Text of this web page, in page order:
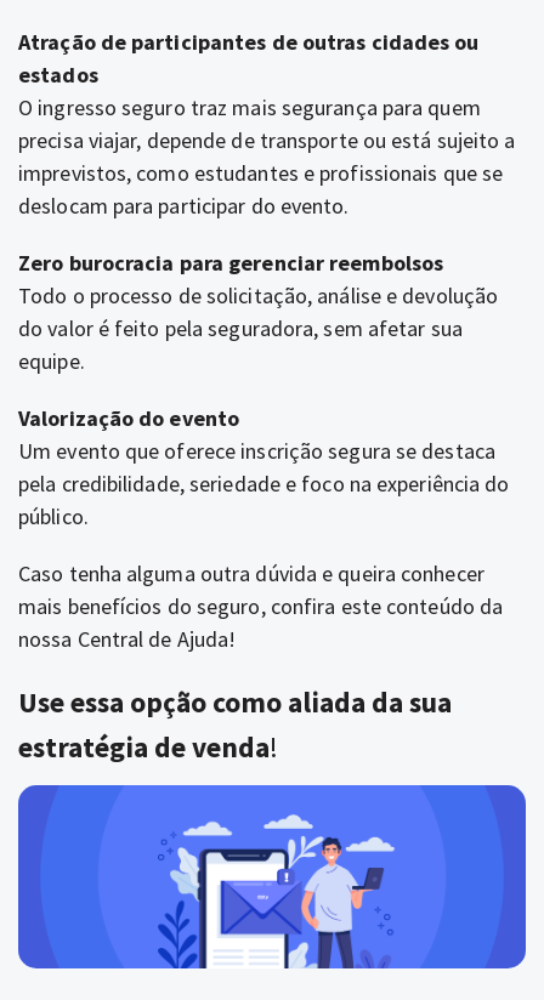
Atração de participantes de outras cidades ou
estados
O ingresso seguro traz mais segurança para quem
precisa viajar, depende de transporte ou está sujeito a
imprevistos, como estudantes e profissionais que se
deslocam para participar do evento.
Zero burocracia para gerenciar reembolsos
Todo o processo de solicitação, análise e devolução
do valor é feito pela seguradora, sem afetar sua
equipe.
Valorização do evento
Um evento que oferece inscrição segura se destaca
pela credibilidade, seriedade e foco na experiência do
público.
Caso tenha alguma outra dúvida e queira conhecer
mais benefícios do seguro, confira este conteúdo da
nossa Central de Ajuda!
Use essa opção como aliada da sua
estratégia de venda!